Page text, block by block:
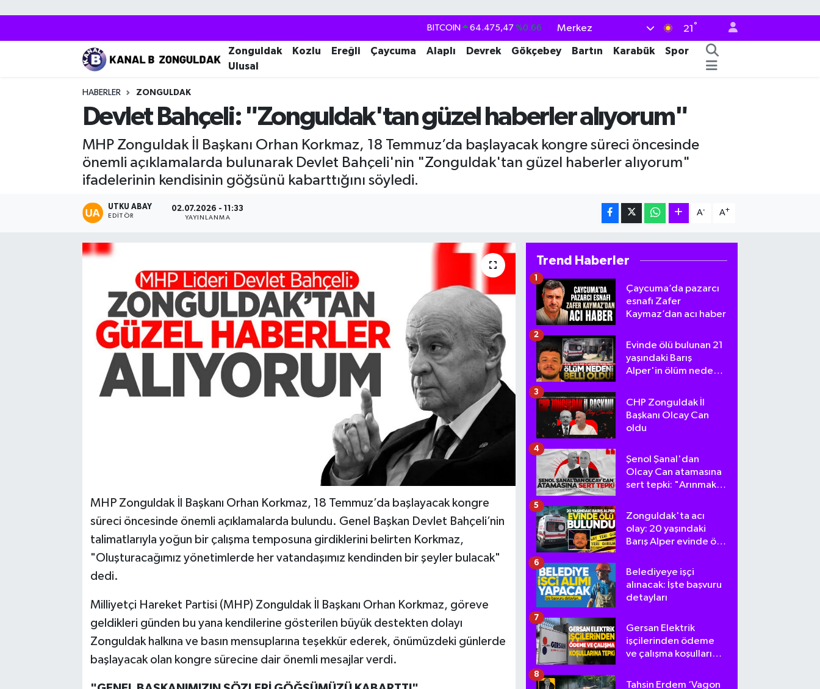
DOLAR 47,5971 %0.05
EURO 55,1336 %0.18
BİST100 13.703 %0
BITCOIN 64.475,47 %0.66
Merkez 21 °
Zonguldak Kozlu Ereğli Çaycuma Alaplı Devrek Gökçebey Bartın Karabük
Spor
Ulusal
HABERLER ZONGULDAK
Devlet Bahçeli: "Zonguldak'tan güzel haberler alıyorum"
MHP Zonguldak İl Başkanı Orhan Korkmaz, 18 Temmuz’da başlayacak kongre süreci öncesinde
önemli açıklamalarda bulunarak Devlet Bahçeli'nin "Zonguldak'tan güzel haberler alıyorum"
ifadelerinin kendisinin göğsünü kabarttığını söyledi.
UTKU ABAY
EDITÖR
02.07.2026 - 11:33
YAYINLANMA
A- A+
MHP Zonguldak İl Başkanı Orhan Korkmaz, 18 Temmuz’da başlayacak kongre
süreci öncesinde önemli açıklamalarda bulundu. Genel Başkan Devlet Bahçeli’nin
talimatlarıyla yoğun bir çalışma temposuna girdiklerini belirten Korkmaz,
"Oluşturacağımız yönetimlerde her vatandaşımız kendinden bir şeyler bulacak"
dedi.
Milliyetçi Hareket Partisi (MHP) Zonguldak İl Başkanı Orhan Korkmaz, göreve
geldikleri günden bu yana kendilerine gösterilen büyük destekten dolayı
Zonguldak halkına ve basın mensuplarına teşekkür ederek, önümüzdeki günlerde
başlayacak olan kongre sürecine dair önemli mesajlar verdi.
Trend Haberler
Çaycuma’da pazarcı
esnafı Zafer
Kaymaz’dan acı haber
1
Evinde ölü bulunan 21
yaşındaki Barış
Alper'in ölüm nedeni
2
CHP Zonguldak İl
Başkanı Olcay Can
oldu
3
Şenol Şanal'dan
Olcay Can atamasına
sert tepki: "Arınmak
gerek!"
4
Zonguldak'ta acı
olay: 20 yaşındaki
Barış Alper evinde ölü
5
Belediyeye işçi
alınacak: İşte başvuru
detayları
6
Gersan Elektrik
işçilerinden ödeme
ve çalışma koşullarına
7
Tahsin Erdem ‘Vagon
8
Zonguldak Nöbetçi Eczaneler
Zonguldak Trafik Yoğunluk Haritası
Puan Durumu ve Fikstür
Tüm Manşetler
Son Dakika Haberleri